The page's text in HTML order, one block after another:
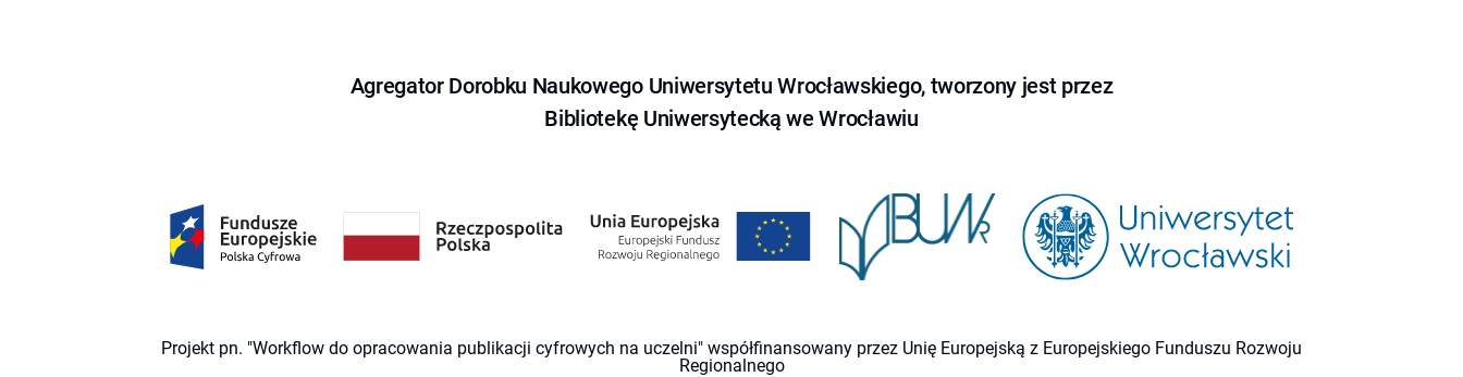
Agregator Dorobku Naukowego Uniwersytetu Wrocławskiego, tworzony jest przez
Bibliotekę Uniwersytecką we Wrocławiu
Projekt pn. "Workflow do opracowania publikacji cyfrowych na uczelni" współfinansowany przez Unię Europejską z Europejskiego Funduszu Rozwoju
Regionalnego